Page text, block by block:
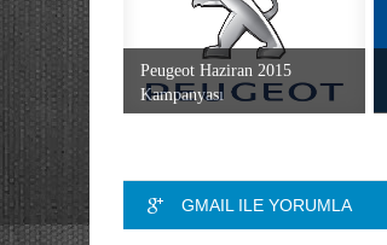
Peugeot Haziran 2015
Kampanyası
GMAIL ILE YORUMLA